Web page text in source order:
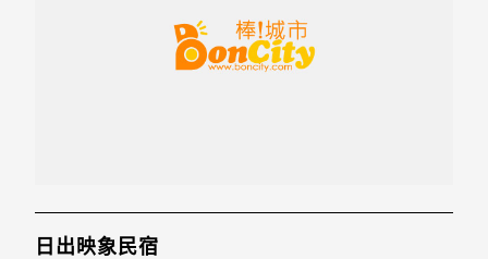
日出映象民宿